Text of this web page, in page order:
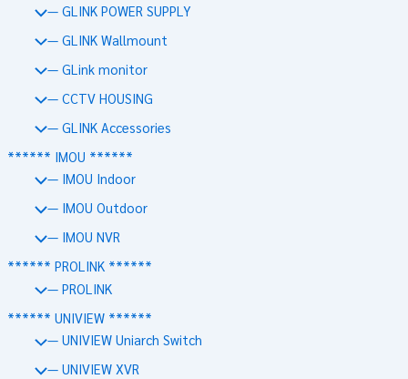
— GLINK POWER SUPPLY
— GLINK Wallmount
— GLink monitor
— CCTV HOUSING
— GLINK Accessories
****** IMOU ******
— IMOU Indoor
— IMOU Outdoor
— IMOU NVR
****** PROLINK ******
— PROLINK
****** UNIVIEW ******
— UNIVIEW Uniarch Switch
— UNIVIEW XVR